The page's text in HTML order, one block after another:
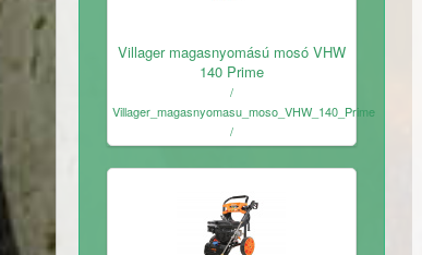
Villager magasnyomású mosó VHW
140 Prime
/
Villager_magasnyomasu_moso_VHW_140_Prime
/